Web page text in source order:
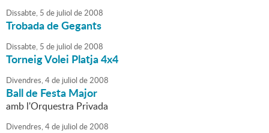
Dissabte, 5 de juliol de2008
Trobada de Gegants
Dissabte, 5 de juliol de2008
Torneig Volei Platja 4x4
Divendres,4de juliol de2008
Ball de Festa Major
amb l'Orquestra Privada
Divendres,4de juliol de2008